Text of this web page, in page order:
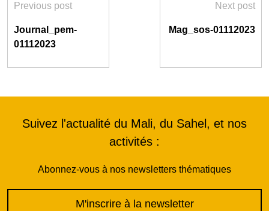
Previous post
Journal_pem-
01112023
Next post
Mag_sos-01112023
Suivez l'actualité du Mali, du Sahel, et nos
activités :
Abonnez-vous à nos newsletters thématiques
M'inscrire à la newsletter